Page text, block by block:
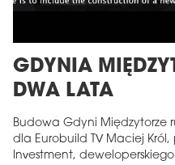
GDYNIA
DWA LATA
Budowa Gdyni Międzytorze
dla Eurobuild TV Maciej Król,
Investment,